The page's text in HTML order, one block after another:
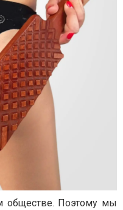
обществе. Поэтому мы